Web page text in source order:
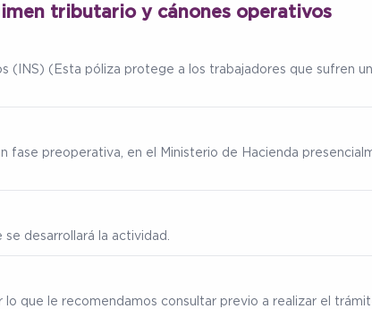
tributario y cánones operativos
(INS) (Esta póliza protege a los trabajadores que sufren
fase preoperativa, en el Ministerio de Hacienda
desarrollará la actividad.
que le recomendamos consultar previo a realizar el